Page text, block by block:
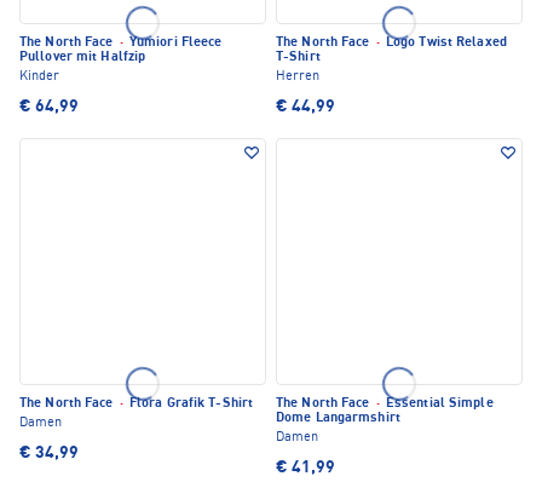
The North Face · Yumiori Fleece
Pullover mit Halfzip
Kinder
€ 64,99
The North Face · Logo Twist Relaxed
T-Shirt
Herren
€ 44,99
The North Face · Flora Grafik T-Shirt
Damen
€ 34,99
The North Face · Essential Simple
Dome Langarmshirt
Damen
€ 41,99